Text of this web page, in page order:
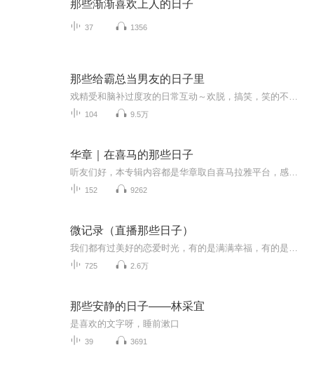
那些渐渐喜欢上人的日子
37 1356
那些给霸总当男友的日子里
104 9.5万
华章｜在喜马的那些日子
152 9262
微记录（直播那些日子）
725 2.6万
那些安静的日子——林采宜
是喜欢的文字呀，睡前漱口
39 3691